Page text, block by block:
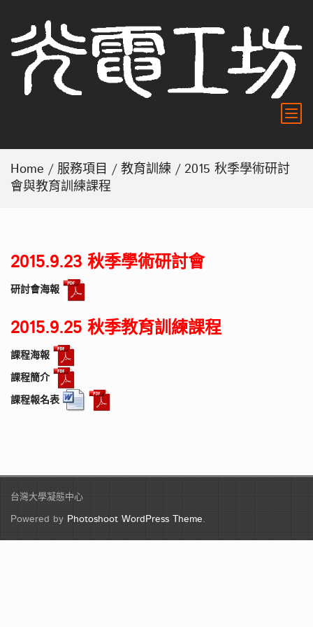
Home / 服務項目 / 教育訓練 / 2015 秋季學術研討
會與教育訓練課程
2015.9.23 秋季學術研討會
研討會海報
2015.9.25 秋季教育訓練課程
課程海報
課程簡介
課程報名表
台灣大學凝態中心
Powered by Photoshoot WordPress Theme.